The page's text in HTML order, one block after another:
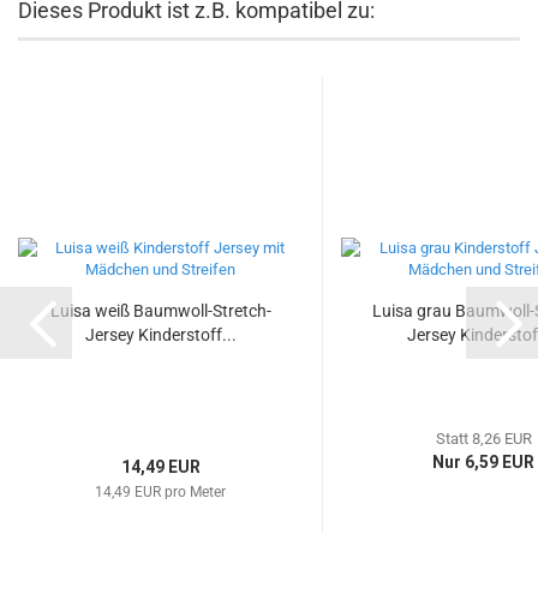
Dieses Produkt ist z.B. kompatibel zu:
Luisa weiß Baumwoll-Stretch-
Jersey Kinderstoff...
14,49 EUR
14,49 EUR pro Meter
Luisa grau
Jersey
Statt 8,26 EUR
Nur 6,59 EUR